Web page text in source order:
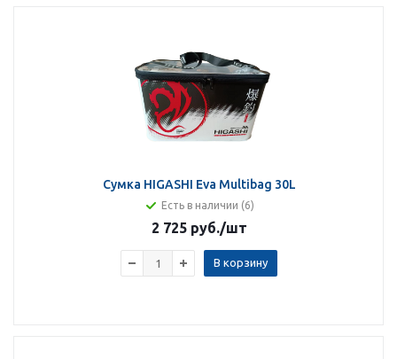
Сумка HIGASHI Eva Multibag 30L
Есть в наличии (6)
2 725 руб./шт
В корзину